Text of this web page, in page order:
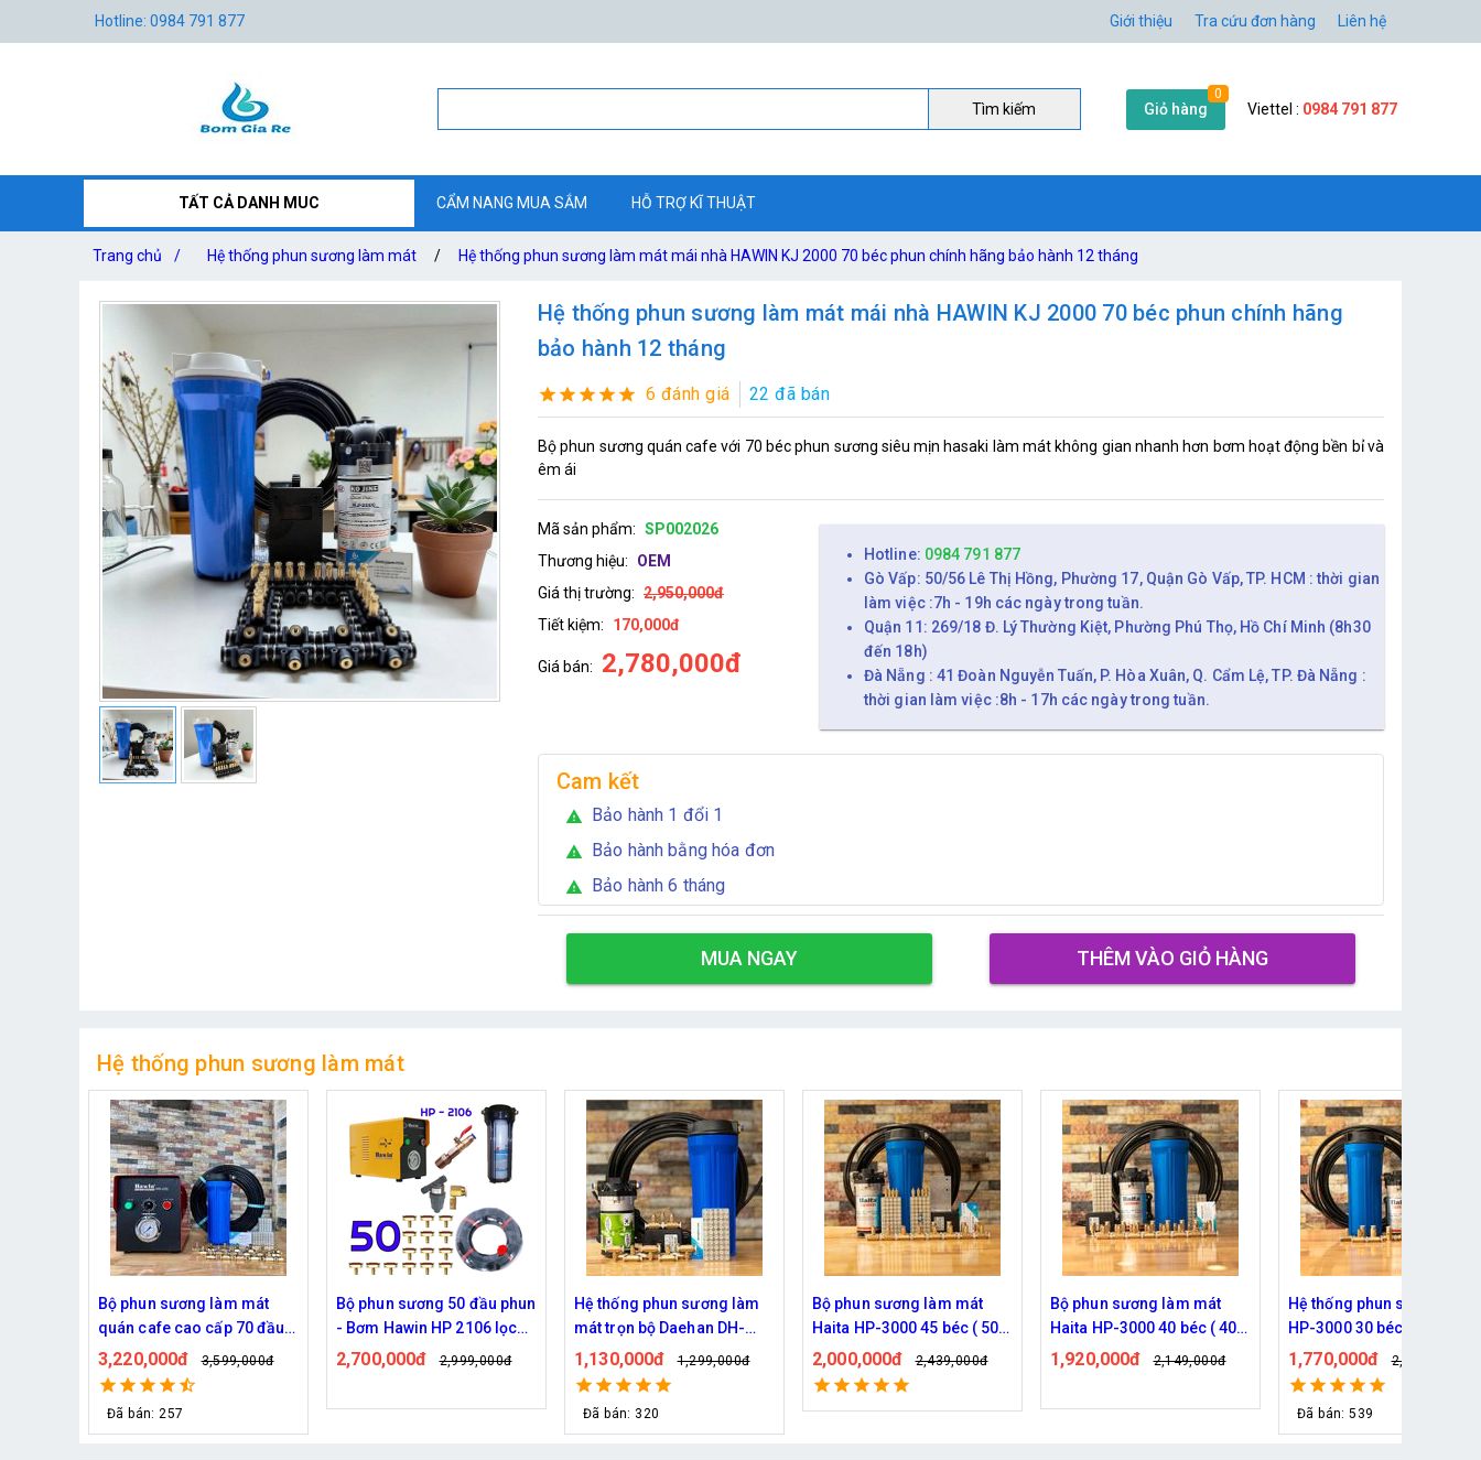
Hotline: 0984 791 877 Giới thiệu Tra cứu đơn hàng Liên hệ
Tìm kiếm Giỏ hàng
0
Viettel : 0984 791 877
TẤT CẢ DANH MUC CẨM NANG MUA SẮM HỖ TRỢ KĨ THUẬT
Trang chủ / Hệ thống phun sương làm mát / Hệ thống phun sương làm mát mái nhà HAWIN KJ 2000 70 béc phun chính hãng bảo hành 12 tháng
Hệ thống phun sương làm mát mái nhà HAWIN KJ 2000 70 béc phun chính hãng
bảo hành 12 tháng
6 đánh giá 22 đã bán
Bộ phun sương quán cafe với 70 béc phun sương siêu mịn hasaki làm mát không gian nhanh hơn bơm hoạt động bền bỉ và
êm ái
Mã sản phẩm: SP002026
Thương hiệu:
OEM
Giá thị trường: 2,950,000đ
Tiết kiệm:
170,000đ
Giá bán: 2,780,000đ
Hotline: 0984 791 877
Gò Vấp: 50/56 Lê Thị Hồng, Phường 17, Quận Gò Vấp, TP. HCM : thời gian
làm việc :7h - 19h các ngày trong tuần.
Quận 11: 269/18 Đ. Lý Thường Kiệt, Phường Phú Thọ, Hồ Chí Minh (8h30
đến 18h)
Đà Nẵng : 41 Đoàn Nguyễn Tuấn, P. Hòa Xuân, Q. Cẩm Lệ, TP. Đà Nẵng :
thời gian làm việc :8h - 17h các ngày trong tuần.
Cam kết
warning Bảo hành 1 đổi 1
warning Bảo hành bằng hóa đơn
warning Bảo hành 6 tháng
MUA NGAY THÊM VÀO GIỎ HÀNG
Hệ thống phun sương làm mát
Bộ phun sương làm mát
quán cafe cao cấp 70 đầu
phun
3,220,000đ 3,599,000đ
Đã bán: 257
Bộ phun sương 50 đầu phun
- Bơm Hawin HP 2106 lọc
rác 50M dây
2,700,000đ 2,999,000đ
Hệ thống phun sương làm
mát trọn bộ Daehan DH-
6017 20 béc
1,130,000đ 1,299,000đ
Đã bán: 320
Bộ phun sương làm mát
Haita HP-3000 45 béc ( 50M
dây )
2,000,000đ 2,439,000đ
Bộ phun sương làm mát
Haita HP-3000 40 béc ( 40M
dây )
1,920,000đ 2,149,000đ
Hệ thống phun sương
HP-3000 30 béc ( 30M dây
1,770,000đ 2,209,000đ
Đã bán: 539